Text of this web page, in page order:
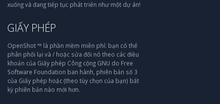
xuống và đang tiếp tục phát triển như một dự án!
GIẤY PHÉP
OpenShot ™ là phần mềm miễn phí: bạn có thể
phân phối lại và / hoặc sửa đổi nó theo các điều
khoản của Giấy phép Công cộng GNU do Free
Software Foundation ban hành, phiên bản số 3
của Giấy phép hoặc (theo tùy chọn của bạn) bất
kỳ phiên bản nào mới hơn.